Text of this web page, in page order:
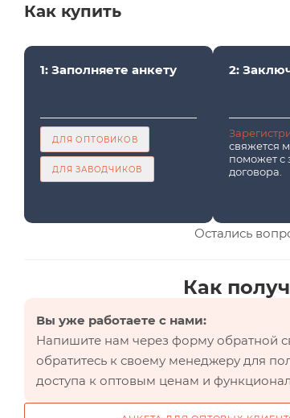
Как купить
1: Заполняете анкету
ДЛЯ ОПТОВИКОВ
ДЛЯ ЗАВОДЧИКОВ
2:
свяжется
поможет с
договора.
Остались
Как
Вы уже работаете с нами:
Напишите нам через форму обратной
обратитесь к своему менеджеру для
доступа к оптовым ценам и